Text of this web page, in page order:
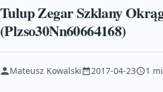
Tulup Zegar Szklany
(Plzso30Nn60664168)
Mateusz Kowalski 2017-04-23 1